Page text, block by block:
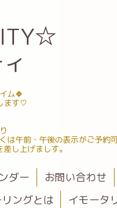
ィ
ム🍀
ます♡
は午前・午後の表示がご予約
し上げましす。
ダー お問い合わせ
ングとは
イモータ